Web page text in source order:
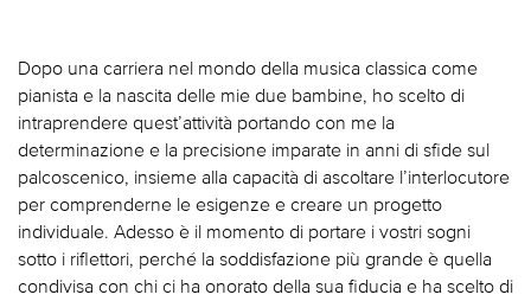
Dopo una carriera nel mondo della musica classica come
pianista e la nascita delle mie due bambine, ho scelto di
intraprendere quest’attività portando con me la
determinazione e la precisione imparate in anni di sfide sul
palcoscenico, insieme alla capacità di ascoltare l’interlocutore
per comprenderne le esigenze e creare un progetto
individuale. Adesso è il momento di portare i vostri sogni
sotto i riflettori, perché la soddisfazione più grande è quella
condivisa con chi ci ha onorato della sua fiducia e ha scelto di